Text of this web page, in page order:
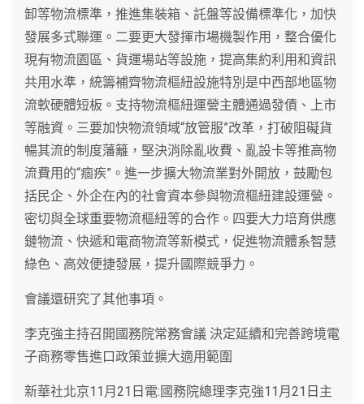
卸等物流標準，推進集裝箱、託盤等設備標準化，加快
發展多式聯運。二要更大發揮市場機製作用，整合優化
現有物流園區、貨運場站等設施，提高集約利用和資訊
共用水準，統籌補齊物流樞紐設施特別是中西部地區物
流軟硬體短板。支持物流樞紐運營主體通過發債、上市
等融資。三要加快物流領域“放管服”改革，打破阻礙貨
暢其流的制度藩籬，堅決消除亂收費、亂設卡等推高物
流費用的“痼疾”。進一步擴大物流業對外開放，鼓勵包
括民企、外企在內的社會資本參與物流樞紐建設運營。
密切與全球重要物流樞紐等的合作。四要大力培育供應
鏈物流、快遞和電商物流等新模式，促進物流體系智慧
綠色、高效便捷發展，提升國際競爭力。
會議還研究了其他事項。
李克強主持召開國務院常務會議 決定延續和完善跨境電
子商務零售進口政策並擴大適用範圍
新華社北京11月21日電:國務院總理李克強11月21日主